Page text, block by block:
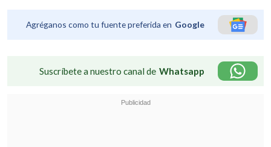
Agréganos como tu fuente preferida en Google
Suscríbete a nuestro canal de Whatsapp